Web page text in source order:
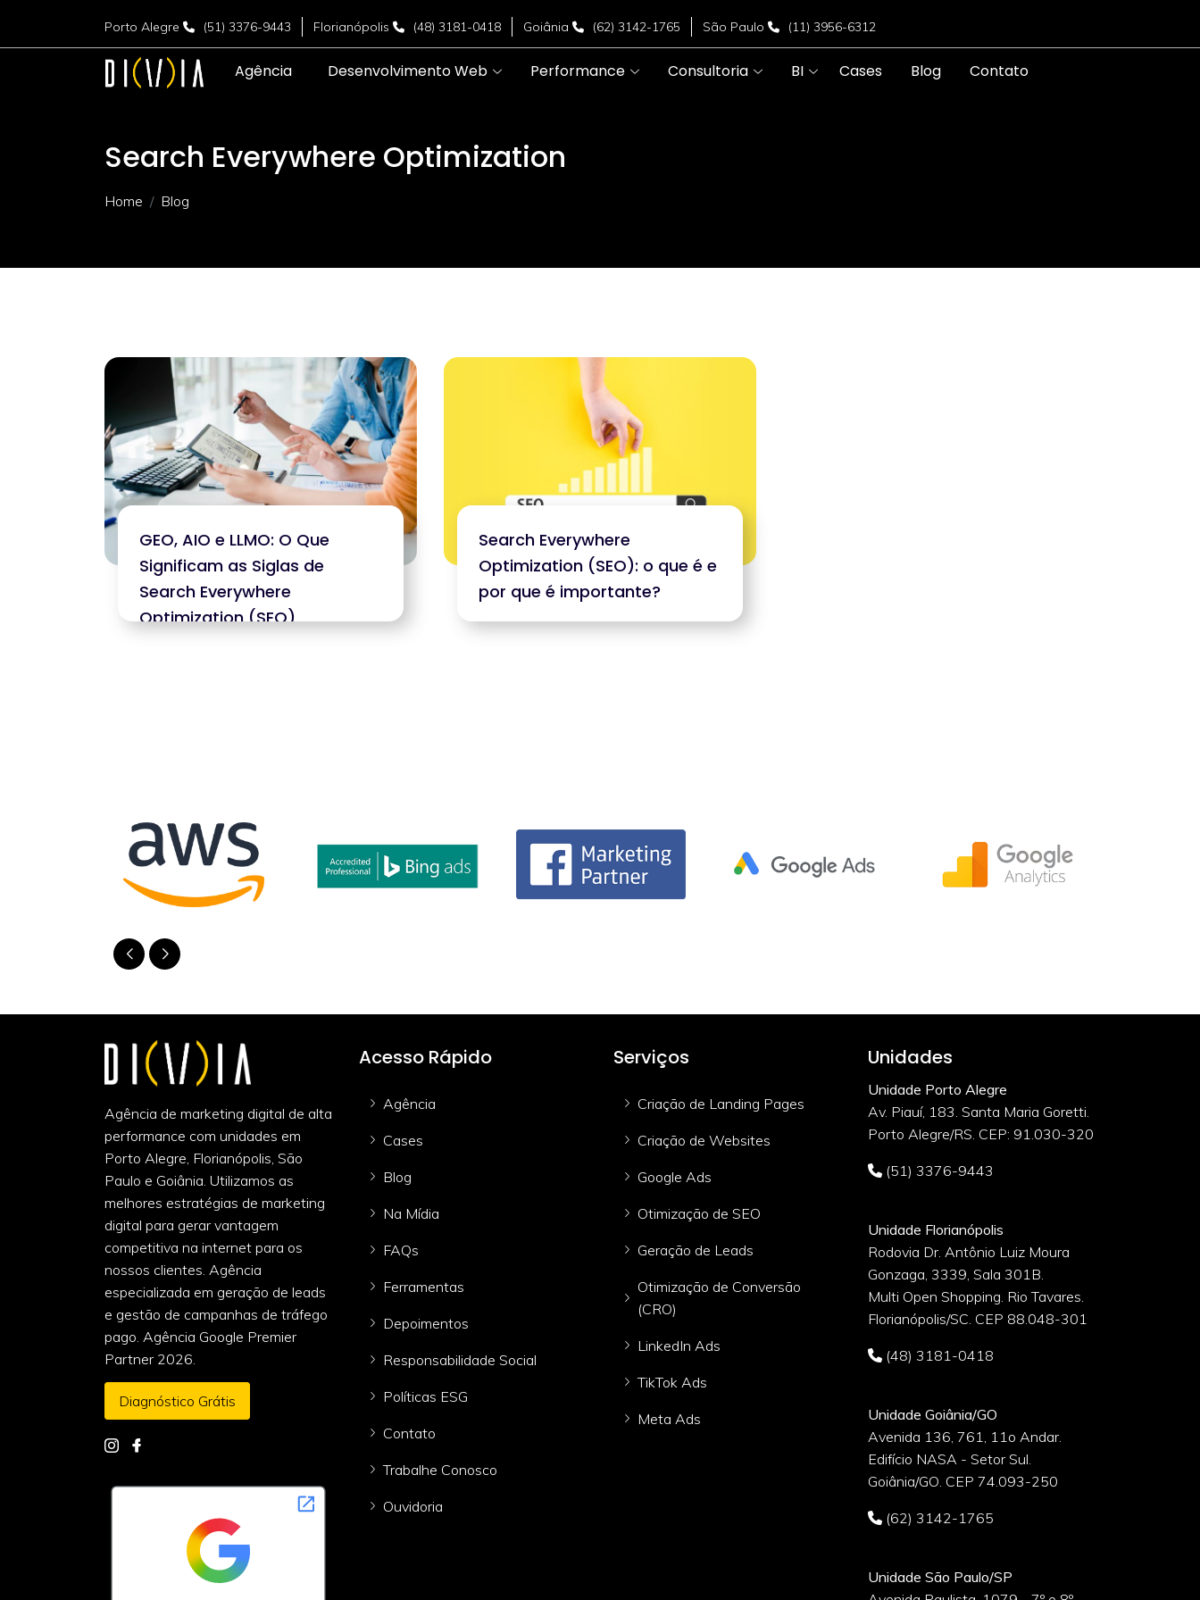
Porto Alegre (51) 3376-9443 Florianópolis (48) 3181-0418 Goiânia (62) 3142-1765 São Paulo (11) 3956-6312
Agência Desenvolvimento Web Performance Consultoria BI Cases Blog Contato
Search Everywhere Optimization
Home Blog
GEO, AIO e LLMO: O Que
Significam as Siglas de
Search Everywhere
Optimization (SEO)
Search Everywhere
Optimization (SEO): o que é e
por que é importante?
Agência de marketing digital de alta
performance com unidades em
Porto Alegre, Florianópolis, São
Paulo e Goiânia. Utilizamos as
melhores estratégias de marketing
digital para gerar vantagem
competitiva na internet para os
nossos clientes. Agência
especializada em geração de leads
e gestão de campanhas de tráfego
pago. Agência Google Premier
Partner 2026.
Diagnóstico Grátis
Acesso Rápido
Agência
Cases
Blog
Na Mídia
FAQs
Ferramentas
Depoimentos
Responsabilidade Social
Políticas ESG
Contato
Trabalhe Conosco
Ouvidoria
Serviços
Criação de Landing Pages
Criação de Websites
Google Ads
Otimização de SEO
Geração de Leads
Otimização de Conversão
(CRO)
LinkedIn Ads
TikTok Ads
Meta Ads
Unidades
Unidade Porto Alegre
Av. Piauí, 183. Santa Maria Goretti.
Porto Alegre/RS. CEP: 91.030-320
(51) 3376-9443
Unidade Florianópolis
Rodovia Dr. Antônio Luiz Moura
Gonzaga, 3339, Sala 301B.
Multi Open Shopping. Rio Tavares.
Florianópolis/SC. CEP 88.048-301
(48) 3181-0418
Unidade Goiânia/GO
Avenida 136, 761, 11o Andar.
Edifício NASA - Setor Sul.
Goiânia/GO. CEP 74.093-250
(62) 3142-1765
Unidade São Paulo/SP